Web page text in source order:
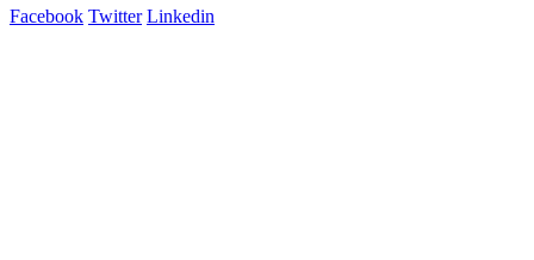
Facebook Twitter Linkedin